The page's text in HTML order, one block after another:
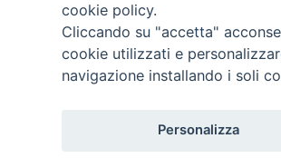
Seminario, 61 - 57122 Livorno LI
276211
cookie policy.
Cliccando su "accetta"
cookie utilizzati e
navigazione installando i soli
Personalizza